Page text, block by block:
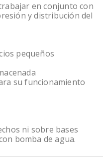
en conjunto con
y distribución del
pequeños
su funcionamiento
ni sobre bases
bomba de agua.